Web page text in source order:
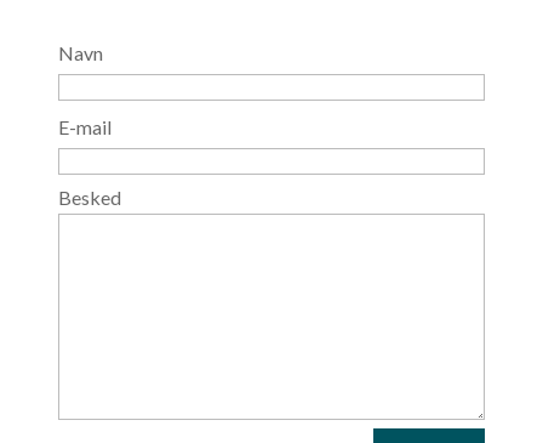
Navn
E-mail
Besked